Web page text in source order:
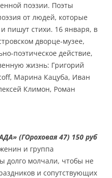
поэзии. Поэты
от людей, которые
пишут стихи. 16 января, в
дворце-музее,
поэтическое действие,
жизнь: Григорий
Марина Кацуба, Иван
Климон, Роман
(ГОроховая 47) 150 руб
и группа
долго молчали, чтобы не
и сопутствующих